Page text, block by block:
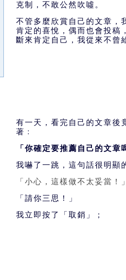
克制，不敢公然吹噓。
不管多麼欣賞自己的文章，
肯定的喜悅，偶而也會投稿
斷來肯定自己，我從來不曾
有一天，看完自己的文章後
著﹕
「你確定要推薦自己的文章
我嚇了一跳，這句話很明顯
「小心，這樣做不太妥當！」
「請你三思！」
我立即按了「取銷」；